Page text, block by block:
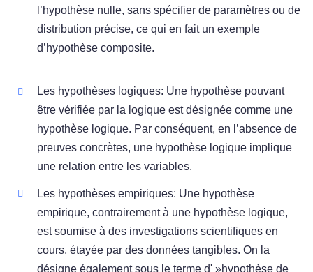
l’hypothèse nulle, sans spécifier de paramètres ou de
distribution précise, ce qui en fait un exemple
d’hypothèse composite.
Les hypothèses logiques: Une hypothèse pouvant
être vérifiée par la logique est désignée comme une
hypothèse logique. Par conséquent, en l’absence de
preuves concrètes, une hypothèse logique implique
une relation entre les variables.
Les hypothèses empiriques: Une hypothèse
empirique, contrairement à une hypothèse logique,
est soumise à des investigations scientifiques en
cours, étayée par des données tangibles. On la
désigne également sous le terme d' »hypothèse de